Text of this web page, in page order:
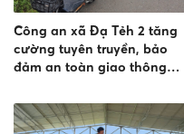
Công an xã Đạ Tẻh 2 tăng
cường tuyên truyền, bảo
đảm an toàn giao thông